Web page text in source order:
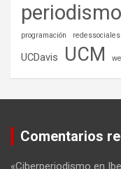
periodismo
programación
redessociales
UCDavis UCM
Comentarios
«Ciberperiodismo en